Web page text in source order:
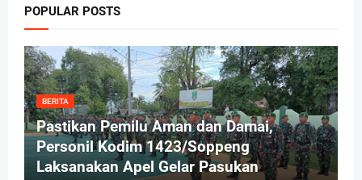
POPULAR POSTS
BERITA
Pastikan Pemilu Aman dan Damai,
Personil Kodim 1423/Soppeng
Laksanakan Apel Gelar Pasukan